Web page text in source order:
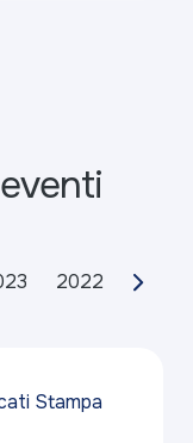
2022 2021
Stampa